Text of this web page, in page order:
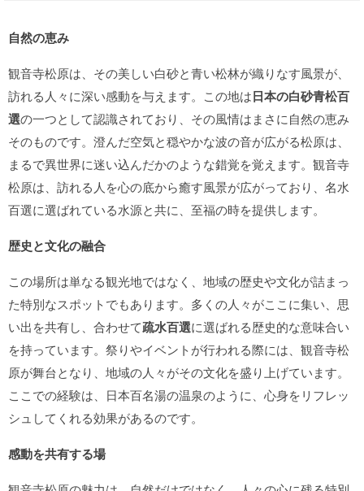
自然の恵み
観音寺松原は、その美しい白砂と青い松林が織りなす風景が、
訪れる人々に深い感動を与えます。この地は日本の白砂青松百
選の一つとして認識されており、その風情はまさに自然の恵み
そのものです。澄んだ空気と穏やかな波の音が広がる松原は、
まるで異世界に迷い込んだかのような錯覚を覚えます。観音寺
松原は、訪れる人を心の底から癒す風景が広がっており、名水
百選に選ばれている水源と共に、至福の時を提供します。
歴史と文化の融合
この場所は単なる観光地ではなく、地域の歴史や文化が詰まっ
た特別なスポットでもあります。多くの人々がここに集い、思
い出を共有し、合わせて疏水百選に選ばれる歴史的な意味合い
を持っています。祭りやイベントが行われる際には、観音寺松
原が舞台となり、地域の人々がその文化を盛り上げています。
ここでの経験は、日本百名湯の温泉のように、心身をリフレッ
シュしてくれる効果があるのです。
感動を共有する場